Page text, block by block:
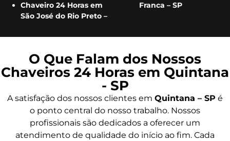
Chaveiro 24 Horas em
São José do Rio Preto –
Franca – SP
O Que Falam dos Nossos
Chaveiros 24 Horas em Quintana
- SP
A satisfação dos nossos clientes em Quintana – SP é
o ponto central do nosso trabalho. Nossos
profissionais são dedicados a oferecer um
atendimento de qualidade do início ao fim. Cada